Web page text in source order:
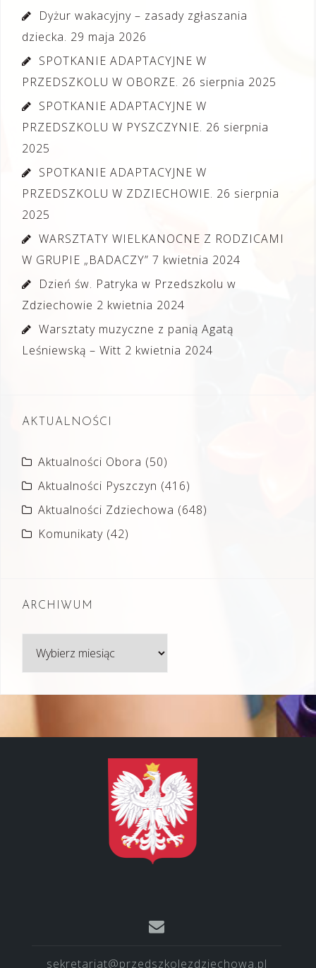
Dyżur wakacyjny – zasady zgłaszania
dziecka. 29 maja 2026
SPOTKANIE ADAPTACYJNE W
PRZEDSZKOLU W OBORZE. 26 sierpnia 2025
SPOTKANIE ADAPTACYJNE W
PRZEDSZKOLU W PYSZCZYNIE. 26 sierpnia
2025
SPOTKANIE ADAPTACYJNE W
PRZEDSZKOLU W ZDZIECHOWIE. 26 sierpnia
2025
WARSZTATY WIELKANOCNE Z RODZICAMI
W GRUPIE „BADACZY” 7 kwietnia 2024
Dzień św. Patryka w Przedszkolu w
Zdziechowie 2 kwietnia 2024
Warsztaty muzyczne z panią Agatą
Leśniewską – Witt 2 kwietnia 2024
AKTUALNOŚCI
Aktualności Obora (50)
Aktualności Pyszczyn (416)
Aktualności Zdziechowa (648)
Komunikaty (42)
ARCHIWUM
sekretariat@przedszkolezdziechowa.pl